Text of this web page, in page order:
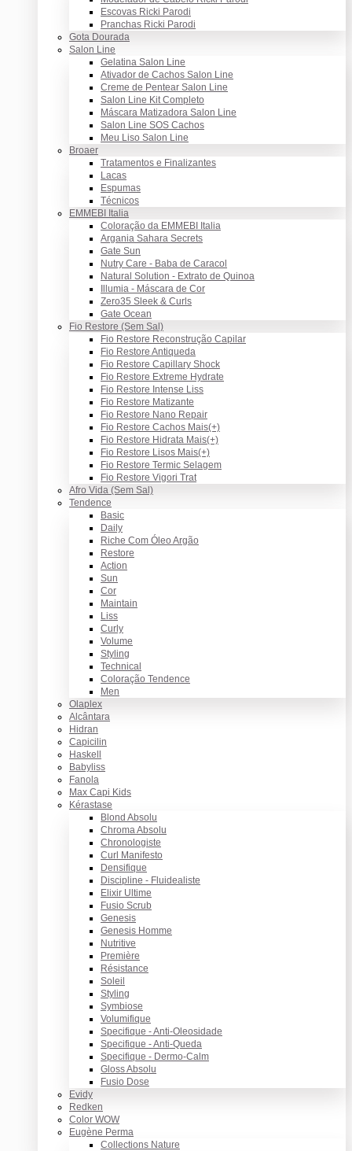
Escovas Ricki Parodi
Pranchas Ricki Parodi
Gota Dourada
Salon Line
Gelatina Salon Line
Ativador de Cachos Salon Line
Creme de Pentear Salon Line
Salon Line Kit Completo
Máscara Matizadora Salon Line
Salon Line SOS Cachos
Meu Liso Salon Line
Broaer
Tratamentos e Finalizantes
Lacas
Espumas
Técnicos
EMMEBI Italia
Coloração da EMMEBI Italia
Argania Sahara Secrets
Gate Sun
Nutry Care - Baba de Caracol
Natural Solution - Extrato de Quinoa
Illumia - Máscara de Cor
Zero35 Sleek & Curls
Gate Ocean
Fio Restore (Sem Sal)
Fio Restore Reconstrução Capilar
Fio Restore Antiqueda
Fio Restore Capillary Shock
Fio Restore Extreme Hydrate
Fio Restore Intense Liss
Fio Restore Matizante
Fio Restore Nano Repair
Fio Restore Cachos Mais(+)
Fio Restore Hidrata Mais(+)
Fio Restore Lisos Mais(+)
Fio Restore Termic Selagem
Fio Restore Vigori Trat
Afro Vida (Sem Sal)
Tendence
Basic
Daily
Riche Com Óleo Argão
Restore
Action
Sun
Cor
Maintain
Liss
Curly
Volume
Styling
Technical
Coloração Tendence
Men
Olaplex
Alcântara
Hidran
Capicilin
Haskell
Babyliss
Fanola
Max Capi Kids
Kérastase
Blond Absolu
Chroma Absolu
Chronologiste
Curl Manifesto
Densifique
Discipline - Fluidealiste
Elixir Ultime
Fusio Scrub
Genesis
Genesis Homme
Nutritive
Première
Résistance
Soleil
Styling
Symbiose
Volumifique
Specifique - Anti-Oleosidade
Specifique - Anti-Queda
Specifique - Dermo-Calm
Gloss Absolu
Fusio Dose
Evidy
Redken
Color WOW
Eugène Perma
Collections Nature